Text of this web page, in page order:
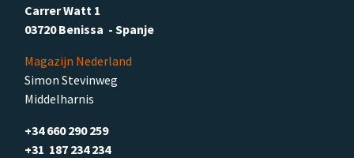
Carrer Watt 1
03720 Benissa - Spanje
Magazijn Nederland
Simon Stevinweg
Middelharnis
+34 660 290 259
+31 187 234 234